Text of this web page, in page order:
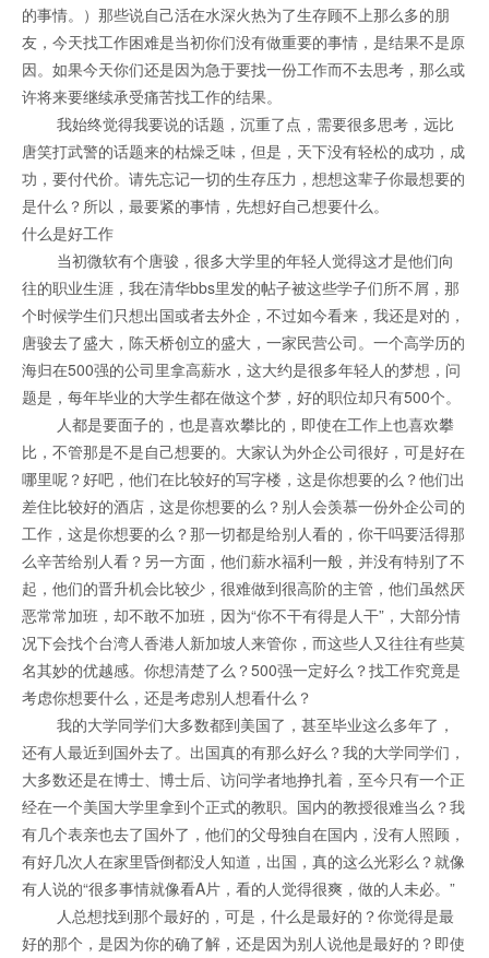
的事情。）那些说自己活在水深火热为了生存顾不上那么多的朋
友，今天找工作困难是当初你们没有做重要的事情，是结果不是原
因。如果今天你们还是因为急于要找一份工作而不去思考，那么或
许将来要继续承受痛苦找工作的结果。
我始终觉得我要说的话题，沉重了点，需要很多思考，远比
唐笑打武警的话题来的枯燥乏味，但是，天下没有轻松的成功，成
功，要付代价。请先忘记一切的生存压力，想想这辈子你最想要的
是什么？所以，最要紧的事情，先想好自己想要什么。
什么是好工作
当初微软有个唐骏，很多大学里的年轻人觉得这才是他们向
往的职业生涯，我在清华bbs里发的帖子被这些学子们所不屑，那
个时候学生们只想出国或者去外企，不过如今看来，我还是对的，
唐骏去了盛大，陈天桥创立的盛大，一家民营公司。一个高学历的
海归在500强的公司里拿高薪水，这大约是很多年轻人的梦想，问
题是，每年毕业的大学生都在做这个梦，好的职位却只有500个。
人都是要面子的，也是喜欢攀比的，即使在工作上也喜欢攀
比，不管那是不是自己想要的。大家认为外企公司很好，可是好在
哪里呢？好吧，他们在比较好的写字楼，这是你想要的么？他们出
差住比较好的酒店，这是你想要的么？别人会羡慕一份外企公司的
工作，这是你想要的么？那一切都是给别人看的，你干吗要活得那
么辛苦给别人看？另一方面，他们薪水福利一般，并没有特别了不
起，他们的晋升机会比较少，很难做到很高阶的主管，他们虽然厌
恶常常加班，却不敢不加班，因为“你不干有得是人干”，大部分情
况下会找个台湾人香港人新加坡人来管你，而这些人又往往有些莫
名其妙的优越感。你想清楚了么？500强一定好么？找工作究竟是
考虑你想要什么，还是考虑别人想看什么？
我的大学同学们大多数都到美国了，甚至毕业这么多年了，
还有人最近到国外去了。出国真的有那么好么？我的大学同学们，
大多数还是在博士、博士后、访问学者地挣扎着，至今只有一个正
经在一个美国大学里拿到个正式的教职。国内的教授很难当么？我
有几个表亲也去了国外了，他们的父母独自在国内，没有人照顾，
有好几次人在家里昏倒都没人知道，出国，真的这么光彩么？就像
有人说的“很多事情就像看A片，看的人觉得很爽，做的人未必。”
人总想找到那个最好的，可是，什么是最好的？你觉得是最
好的那个，是因为你的确了解，还是因为别人说他是最好的？即使